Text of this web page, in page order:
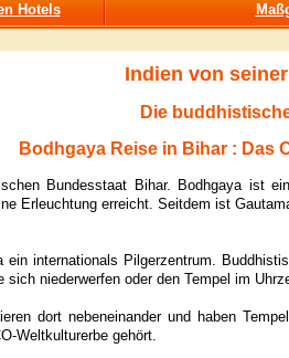
Hotels
Indien von
Die
Bodhgaya Reise in Bihar : Das
Bundesstaat Bihar. Bodhgaya ist
Erleuchtung erreicht. Seitdem ist
internationals Pilgerzentrum.
niederwerfen oder den Tempel im
dort nebeneinander und haben
Weltkulturerbe gehört.